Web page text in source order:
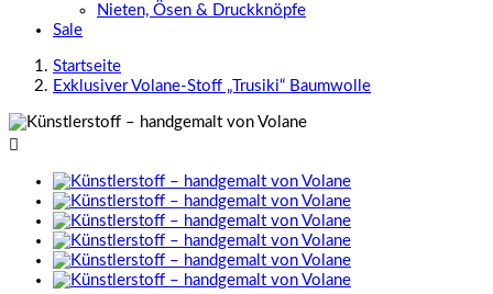
Nieten, Ösen & Druckknöpfe
Sale
Startseite
Exklusiver Volane-Stoff „Trusiki“ Baumwolle
